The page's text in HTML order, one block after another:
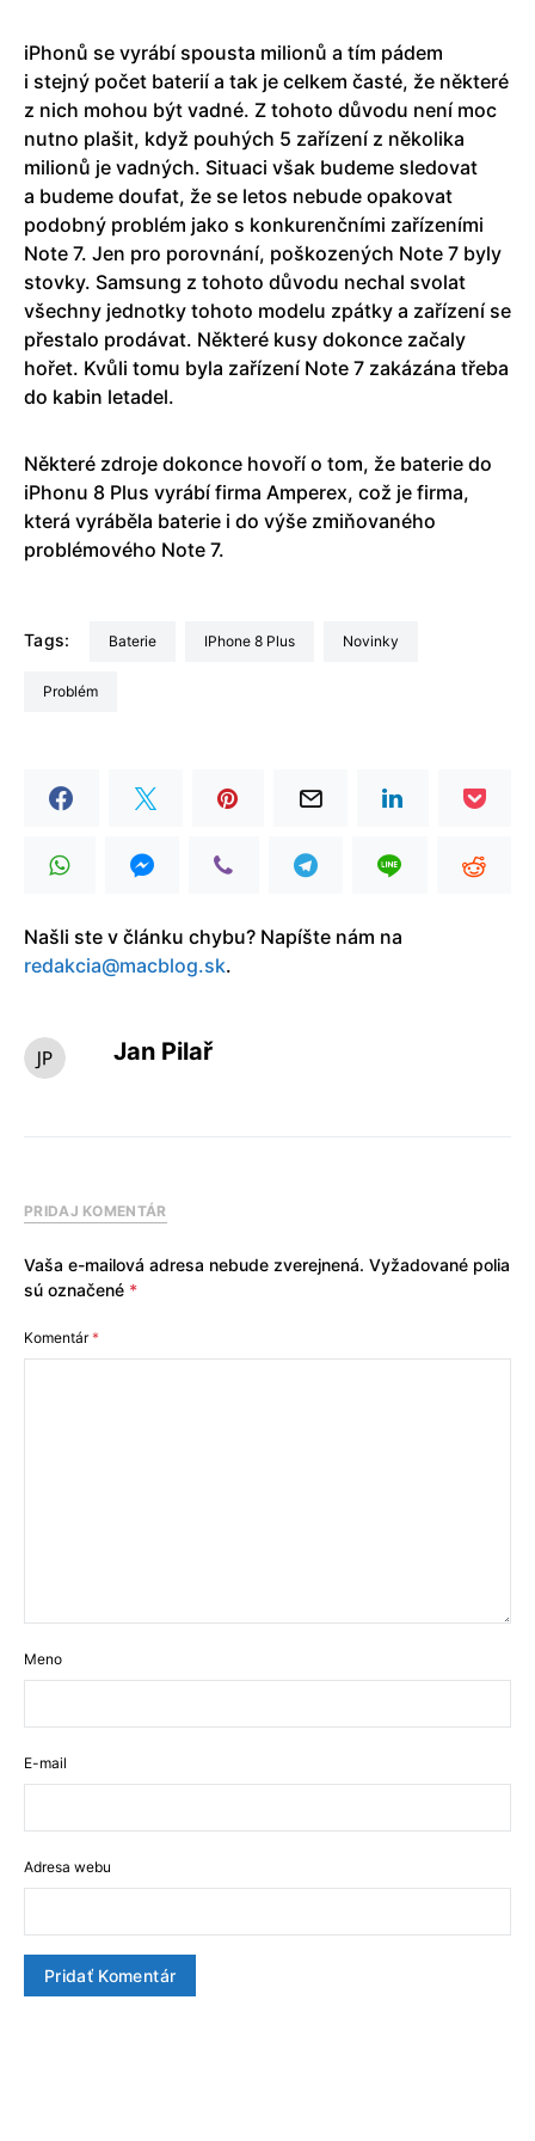
iPhonů se vyrábí spousta milionů a tím pádem
i stejný počet baterií a tak je celkem časté, že některé
z nich mohou být vadné. Z tohoto důvodu není moc
nutno plašit, když pouhých 5 zařízení z několika
milionů je vadných. Situaci však budeme sledovat
a budeme doufat, že se letos nebude opakovat
podobný problém jako s konkurenčními zařízeními
Note 7. Jen pro porovnání, poškozených Note 7 byly
stovky. Samsung z tohoto důvodu nechal svolat
všechny jednotky tohoto modelu zpátky a zařízení se
přestalo prodávat. Některé kusy dokonce začaly
hořet. Kvůli tomu byla zařízení Note 7 zakázána třeba
do kabin letadel.
Některé zdroje dokonce hovoří o tom, že baterie do
iPhonu 8 Plus vyrábí firma Amperex, což je firma,
která vyráběla baterie i do výše zmiňovaného
problémového Note 7.
Tags: Baterie iPhone 8 Plus Novinky
Problém
Našli ste v článku chybu? Napíšte nám na
redakcia@macblog.sk.
Jan Pilař
PRIDAJ KOMENTÁR
Vaša e-mailová adresa nebude zverejnená. Vyžadované polia
sú označené *
Komentár*
Meno
E-mail
Adresa webu